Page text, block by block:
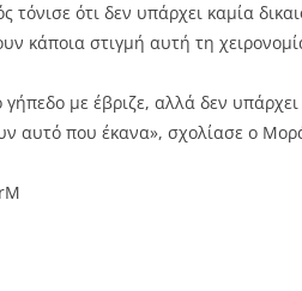
ότι δεν υπάρχει καμία
κάποια στιγμή αυτή τη
με έβριζε, αλλά δεν υπάρχει
αυτό που έκανα», σχολίασε ο